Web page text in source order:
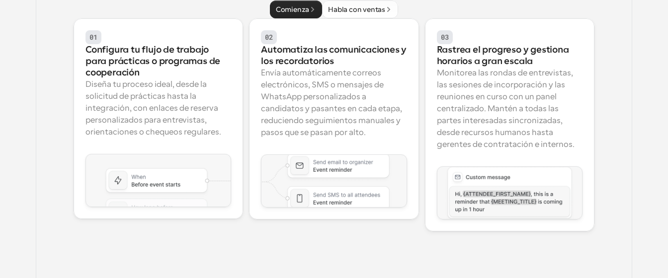
Comienza Habla con ventas
01
Configura tu flujo de trabajo
para prácticas o programas de
cooperación
Diseña tu proceso ideal, desde la
solicitud de prácticas hasta la
integración, con enlaces de reserva
personalizados para entrevistas,
orientaciones o chequeos regulares.
02
Automatiza las comunicaciones y
los recordatorios
Envía automáticamente correos
electrónicos, SMS o mensajes de
WhatsApp personalizados a
candidatos y pasantes en cada etapa,
reduciendo seguimientos manuales y
pasos que se pasan por alto.
03
Rastrea el progreso y gestiona
horarios a gran escala
Monitorea las rondas de entrevistas,
las sesiones de incorporación y las
reuniones en curso con un panel
centralizado. Mantén a todas las
partes interesadas sincronizadas,
desde recursos humanos hasta
gerentes de contratación e internos.